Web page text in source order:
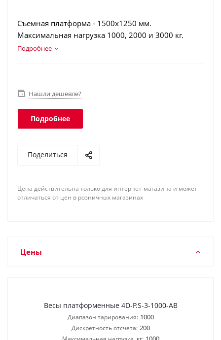
Съемная платформа - 1500х1250 мм.
Максимальная нагрузка 1000, 2000 и 3000 кг.
Нержавеющая сталь. Корпус терминала из
Подробнее
Нашли дешевле?
Подробнее
Поделиться
Цена действительна только для интернет-магазина и может
отличаться от цен в розничных магазинах
Цены
Весы платформенные 4D-P.S-3-1000-AB
Диапазон тарирования: 1000
Дискретность отсчета: 200